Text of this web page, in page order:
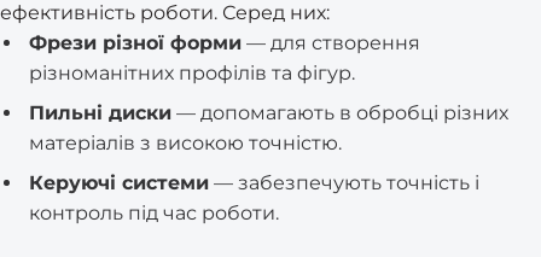
ефективність роботи. Серед них:
Фрези різної форми — для створення
різноманітних профілів та фігур.
Пильні диски — допомагають в обробці різних
матеріалів з високою точністю.
Керуючі системи — забезпечують точність і
контроль під час роботи.